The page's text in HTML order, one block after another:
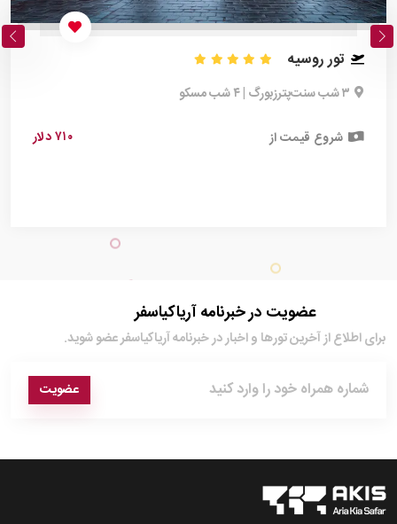
تور روسیه
۳ شب سنت‌پترزبورگ | ۴ شب مسکو
شروع قیمت از ۷۱۰ دلار
عضویت در خبرنامه آریاکیاسفر
برای اطلاع از آخرین تور‌ها و اخبار در خبرنامه آریاکیاسفر عضو شوید.
عضویت